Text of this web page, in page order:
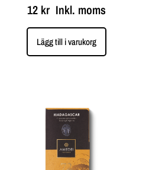
12 krInkl. moms
Lägg till i varukorg